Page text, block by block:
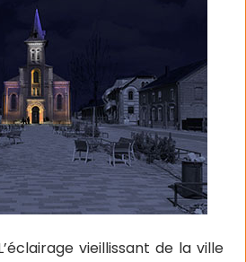
vieillissant de la ville